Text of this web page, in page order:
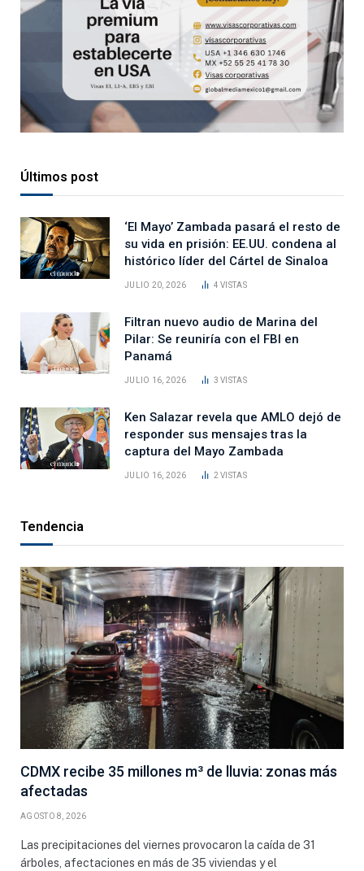
Últimos post
‘El Mayo’ Zambada pasará el resto de
su vida en prisión: EE.UU. condena al
histórico líder del Cártel de Sinaloa
JULIO 20, 2026 4VISTAS
Filtran nuevo audio de Marina del
Pilar: Se reuniría con el FBI en
Panamá
JULIO 16, 2026 3VISTAS
Ken Salazar revela que AMLO dejó de
responder sus mensajes tras la
captura del Mayo Zambada
JULIO 16, 2026 2VISTAS
Tendencia
CDMX recibe 35 millones m³ de lluvia: zonas más
afectadas
AGOSTO 8, 2026
Las precipitaciones del viernes provocaron la caída de 31
árboles, afectaciones en más de 35 viviendas y el